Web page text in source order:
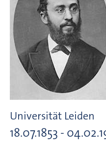
Universität Leiden
18.07.1853 -